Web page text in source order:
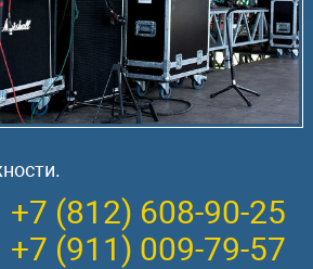
+7 (812) 608-90-25
+7 (911) 009-79-57